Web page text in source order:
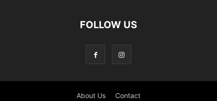
FOLLOW US
About Us Contact